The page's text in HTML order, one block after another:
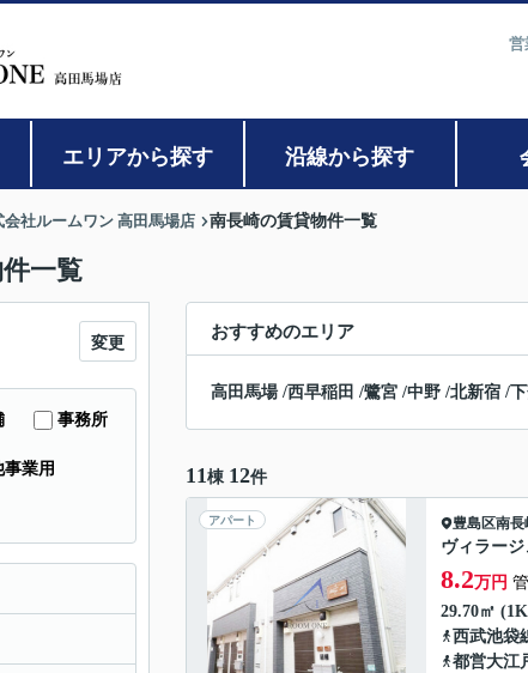
営
エリアから探す 沿線から探す
社ルームワン 高田馬場店 南長崎の賃貸物件一覧
一覧
おすすめのエリア
高田馬場/西早稲田 /鷺宮 /中野 /北新宿 /
11 棟 12件
アパート 豊島区南長
ヴィラージ
8.2万円
29.70㎡
西武池袋
都営大江
変更
事務所
事業用